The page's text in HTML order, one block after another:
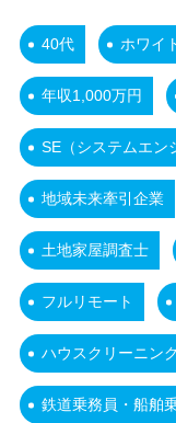
40代 ホワイ
年収1,000万円
SE（システムエン
地域未来牽引企業
土地家屋調査士
フルリモート
ハウスクリーニン
鉄道乗務員・船舶